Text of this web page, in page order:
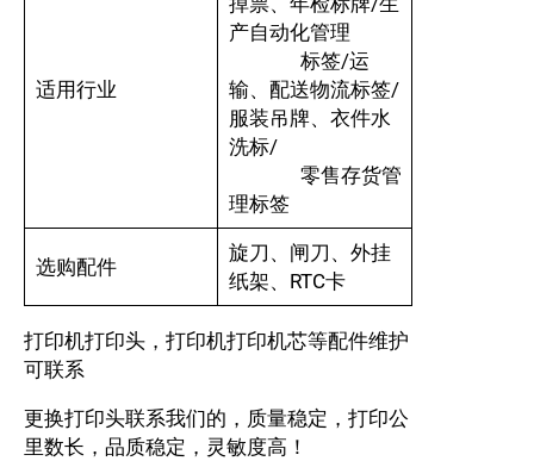
适用行业
产自动化管理
标签/运
输、配送物流标签/
服装吊牌、衣件水
洗标/
零售存货管
理标签
选购配件
旋刀、闸刀、外挂
纸架、RTC卡
打印机打印头，打印机打印机芯等配件维护
可联系
更换打印头联系我们的，质量稳定，打印公
里数长，品质稳定，灵敏度高！